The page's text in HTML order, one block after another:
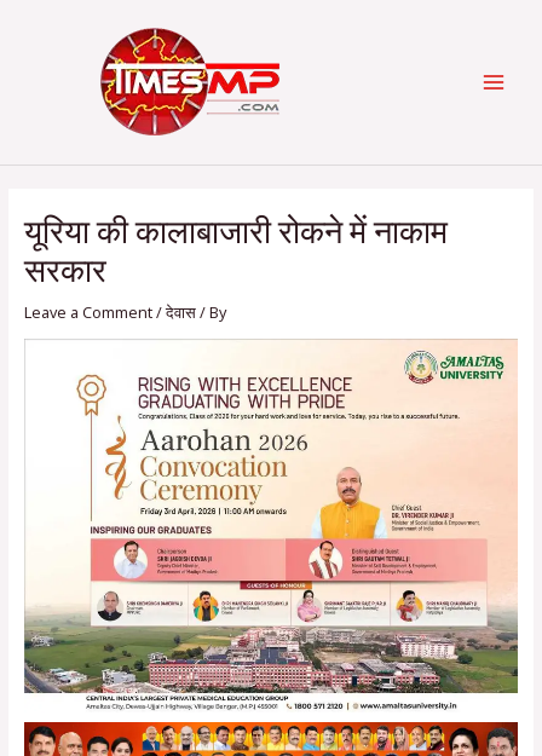
यूरिया की कालाबाजारी रोकने में नाकाम
सरकार
Leave a Comment/देवास/ By
navigation